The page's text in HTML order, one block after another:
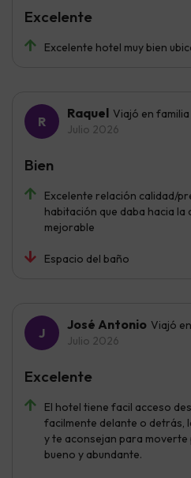
Excelente hotel muy bien
Excelente
Raquel Viajó en familia
Julio 2026
Excelente relación calidad/
habitación que daba hacia
mejorable
Espacio del baño
Bien
José Antonio Viajó
Julio 2026
El hotel tiene facil acceso
facilmente delante o detrás,
y te aconsejan para moverte
bueno y abundante.
Excelente